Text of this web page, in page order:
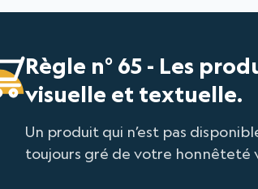
Règle n° 65 - Les
visuelle et textuelle.
Un produit qui n’est pas
toujours gré de votre honnêteté